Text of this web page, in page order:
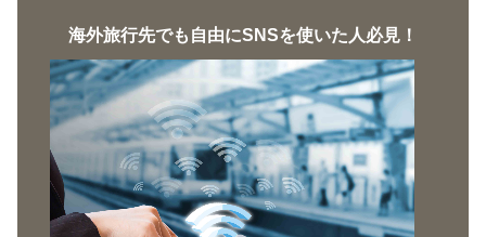
海外旅行先でも自由にSNSを使いた人必見！